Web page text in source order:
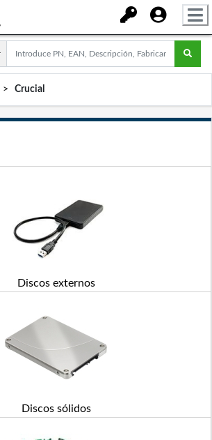
Crucial
Discos externos
Discos sólidos